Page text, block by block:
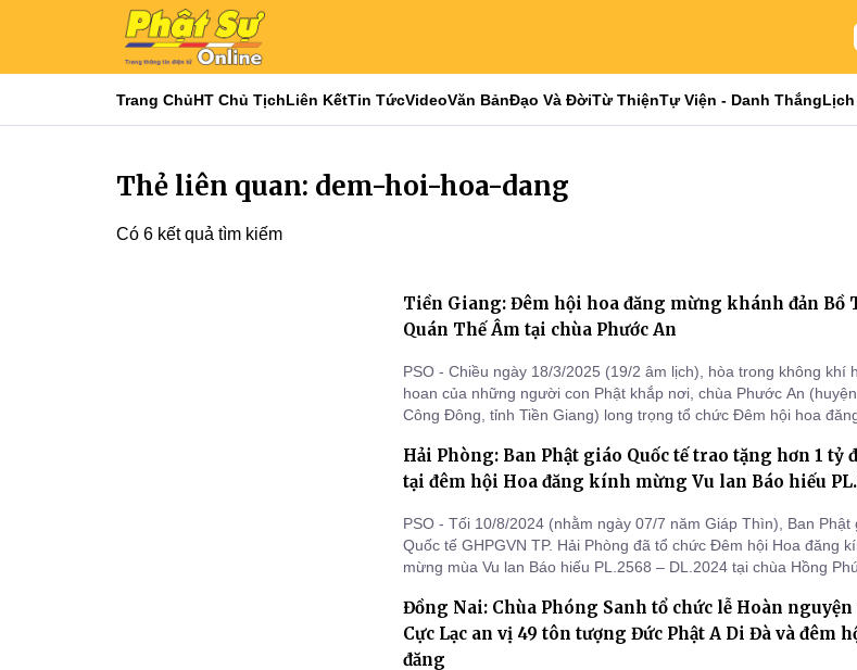
Trang ChủHT Chủ TịchLiên KếtTin TứcVideoVăn BảnĐạo Và ĐờiTừ ThiệnTự Viện - Danh Thắng
Thẻ liên quan: dem-hoi-hoa-dang
Có 6 kết quả tìm kiếm
Tiền Giang: Đêm hội hoa đăng mừng khánh đản Bồ
Quán Thế Âm tại chùa Phước An
PSO - Chiều ngày 18/3/2025 (19/2 âm lịch), hòa trong không khí
hoan của những người con Phật khắp nơi, chùa Phước An
Công Đông, tỉnh Tiền Giang) long trọng tổ chức Đêm hội hoa
Hải Phòng: Ban Phật giáo Quốc tế trao tặng hơn 1 tỷ
tại đêm hội Hoa đăng kính mừng Vu lan Báo hiếu
PSO - Tối 10/8/2024 (nhằm ngày 07/7 năm Giáp Thìn), Ban Phật
Quốc tế GHPGVN TP. Hải Phòng đã tổ chức Đêm hội Hoa đăng
mừng mùa Vu lan Báo hiếu PL.2568 – DL.2024 tại chùa Hồng
suất học bổng cho các gia đình có hoàn cảnh khó khăn, các
sinh nghèo vượt khó đang s
Đồng Nai: Chùa Phóng Sanh tổ chức lễ Hoàn nguyện
Cực Lạc an vị 49 tôn tượng Đức Phật A Di Đà và đêm
đăng